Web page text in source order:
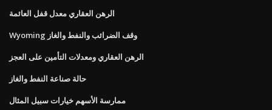
الرهن العقاري معدل قفل العائمة
Wyoming وقف الضرائب والنفط والغاز
الرهن العقاري ومعدلات التأمين على العجز
حالة صناعة النفط والغاز
ممارسة الأسهم خيارات سبيل المثال